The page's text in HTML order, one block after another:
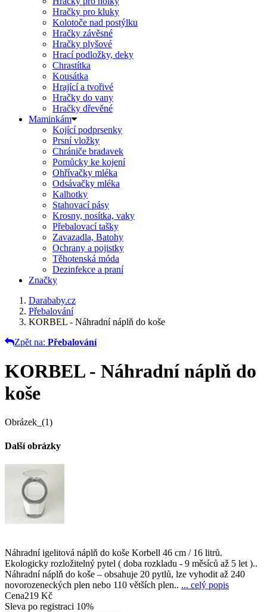
Hračky pro kluky
Kolotoče nad postýlku
Hračky závěsné
Hračky plyšové
Hrací podložky, deky
Chrastítka
Kousátka
Hrající a tvořivé
Hračky do vany
Hračky dřevěné
Maminkám
Kojící podprsenky
Prsní vložky
Chrániče bradavek
Pomůcky ke kojení
Ohřívačky mléka
Odsávačky mléka
Kalhotky
Stahovací pásy
Krosny, nosítka, vaky
Přebalovací tašky
Zavazadla, Batohy
Ochrany a pojistky
Těhotenská móda
Dezinfekce a praní
Značky
Darababy.cz
Přebalování
KORBEL - Náhradní náplň do koše
Zpět na: Přebalování
KORBEL - Náhradní náplň do
koše
Obrázek_(1)
Další obrázky
Náhradní igelitová náplň do koše Korbell 46 cm / 16 litrů.
Ekologicky rozložitelný pytel ( doba rozkladu - 9 měsíců až 5 let )..
Náhradní náplň do koše – obsahuje 20 pytlů, lze vyhodit až 240
novorozeneckých plen nebo 110 větších plen.. ... celý popis
Cena219 Kč
Sleva po registraci 10%